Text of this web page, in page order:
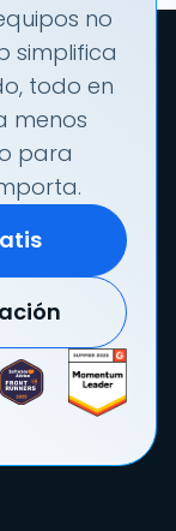
no
simplifica
todo en
menos
para